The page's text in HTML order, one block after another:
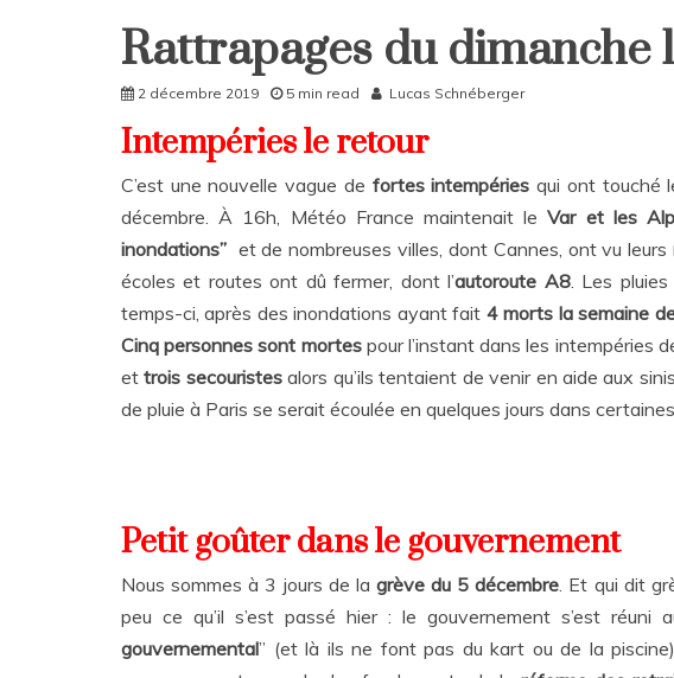
Home
Rattrapages du dimanche
2 décembre 2019 5 min read Lucas Schnéberger
Intempéries le retour
C’est une nouvelle vague de fortes intempéries qui ont touché
décembre. À 16h, Météo France maintenait leVar et les
inondations” et de nombreuses villes, dont Cannes, ont vu leurs
écoles et routes ont dû fermer, dont l’autoroute A8. Les
temps-ci, après des inondations ayant fait 4 morts la semaine
Cinq personnes sont mortespour l’instant dans les intempéries
ettrois secouristesalors qu’ils tentaient de venir en aide aux
de pluie à Paris se serait écoulée en quelques jours dans
Petit goûter dans le gouvernement
Nous sommes à 3 jours de la grève du 5 décembre. Et qui dit
peu ce qu’il s’est passé hier : le gouvernement s’est réuni
gouvernemental” (et là ils ne font pas du kart ou de la